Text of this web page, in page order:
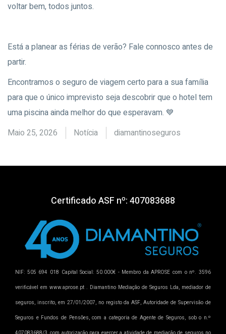
voltar bem, todos juntos.
Está a planear as férias de verão? Fale connosco antes de
partir.
Encontramos o seguro de viagem certo para a sua família
para que o único imprevisto seja descobrir que o hotel tem
uma piscina ainda melhor do que esperavam. 💙
Maio 25, 2026
Notícia diamantinoseguros
Certificado ASF nº: 407083688
NIF: 505 694 018 Capital Social: 50.000€ - Membro da APROSE com o nº. 3596
verificável em www.aprose.pt . Diamantino Mediação de Seguros Lda, mediador de
seguros, inscrito, em 27/01/2007, no registo da ASF, Autoridade de Supervisão de
Seguros e Fundos de Pensões, com a categoria de Agente de Seguros, sob o n.º